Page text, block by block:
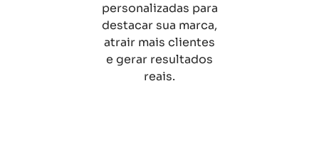
personalizadas para
destacar sua marca,
atrair mais clientes
e gerar resultados
reais.